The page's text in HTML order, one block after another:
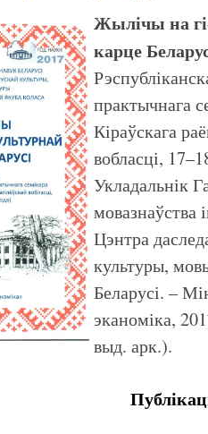
Жылічы на
карце
практычнага
Кіраўскага
вобласці,
Укладальнік
мовазнаўства
Цэнтра
культуры,
Беларусі. –
эканоміка,
выд. арк.).